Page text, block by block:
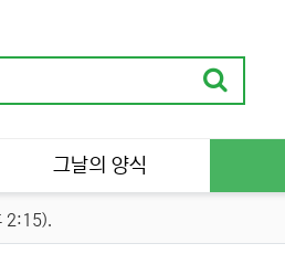
그날의 양식
2:15).